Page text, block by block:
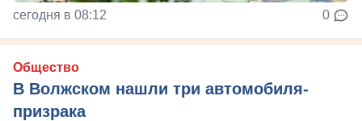
сегодня в 08:12 0
Общество
В Волжском нашли три автомобиля-
призрака